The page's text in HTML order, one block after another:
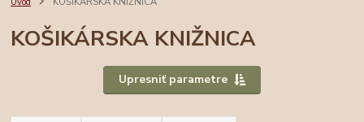
KOŠIKÁRSKA KNIŽNICA
Upresniť parametre